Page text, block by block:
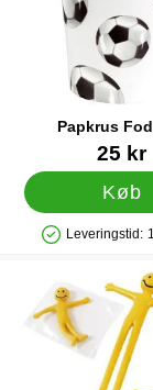
Papkrus
Varenr 3420525 kr
Køb
Leveringstid:
Markér